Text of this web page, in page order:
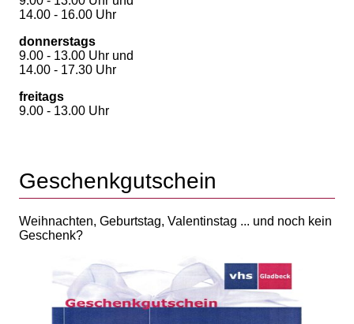
14.00 - 16.00 Uhr
donnerstags
9.00 - 13.00 Uhr und
14.00 - 17.30 Uhr
freitags
9.00 - 13.00 Uhr
Geschenkgutschein
Weihnachten, Geburtstag, Valentinstag ... und noch kein
Geschenk?